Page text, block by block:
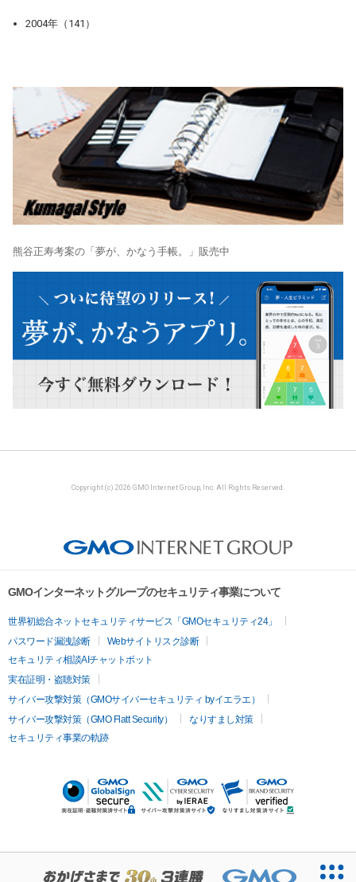
2004年（141）
熊谷正寿考案の「夢が、かなう手帳。」販売中
Copyright (c) 2026 GMO Internet Group, Inc. All Rights Reserved.
GMOインターネットグループのセキュリティ事業について
世界初総合ネットセキュリティサービス「GMOセキュリティ24」
パスワード漏洩診断
Webサイトリスク診断
セキュリティ相談AIチャットボット
実在証明・盗聴対策
サイバー攻撃対策（GMOサイバーセキュリティ byイエラエ）
サイバー攻撃対策（GMO Flatt Security）
なりすまし対策
セキュリティ事業の軌跡